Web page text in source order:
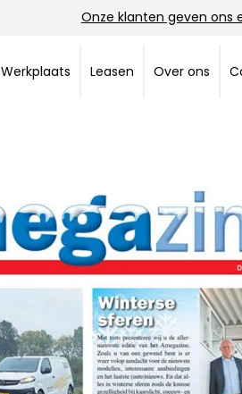
Onze klanten geven ons
Werkplaats Leasen Over ons